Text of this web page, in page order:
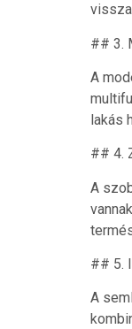
## 3.
A
lakás
## 4.
A
## 5.
A